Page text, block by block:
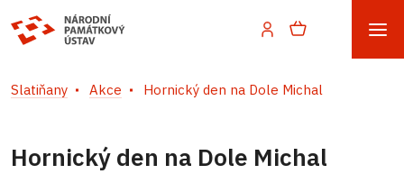
Slatiňany Akce Hornický den na Dole Michal
Hornický den na Dole Michal